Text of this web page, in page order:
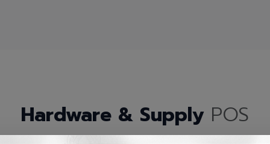
Hardware & Supply POS